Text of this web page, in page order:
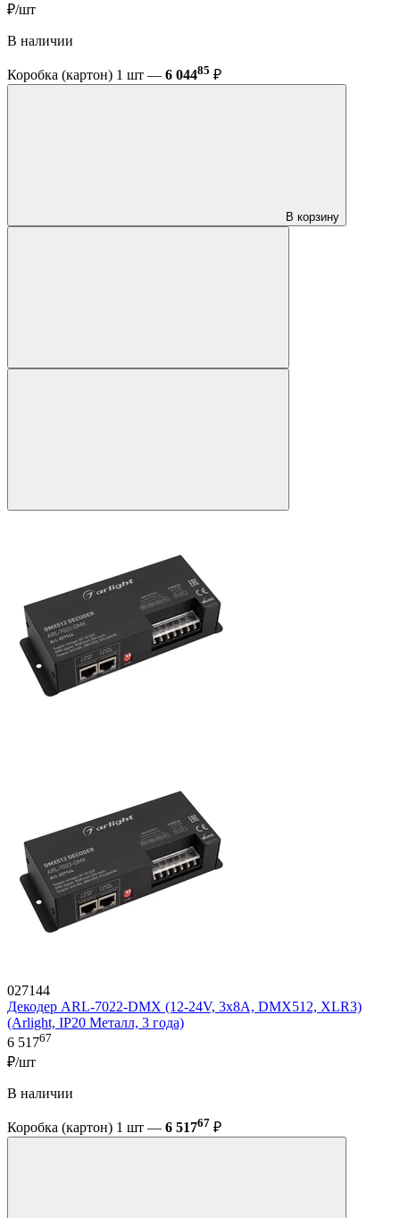
₽/шт
В наличии
Коробка (картон) 1 шт — 6 04485 ₽
В корзину
027144
Декодер ARL-7022-DMX (12-24V, 3x8A, DMX512, XLR3)
(Arlight, IP20 Металл, 3 года)
6 51767
₽/шт
В наличии
Коробка (картон) 1 шт — 6 51767 ₽